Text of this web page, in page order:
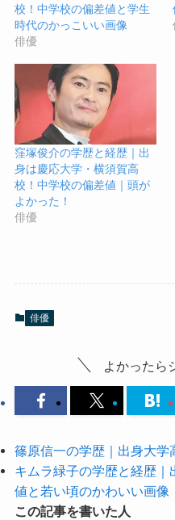
校！中学校の偏差値と学生
時代のかっこいい画像
俳優
窪塚俊介の学歴と経歴｜出
身は慶応大学・横須賀高
校！中学校の偏差値｜頭が
よかった！
俳優
俳優
よかったら
篠原信一の学歴｜出身大
キムラ緑子の学歴と経歴
値と若い頃のかわいい画像
この記事を書いた人